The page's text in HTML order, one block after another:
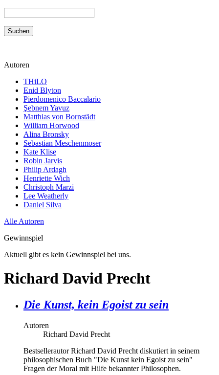
Suchen
Autoren
THiLO
Enid Blyton
Pierdomenico Baccalario
Şebnem Yavuz‎
Matthias von Bornstädt
William Horwood
Alina Bronsky
Sebastian Meschenmoser
Kate Klise
Robin Jarvis
Philip Ardagh
Henriette Wich
Christoph Marzi
Lee Weatherly
Daniel Silva
Alle Autoren
Gewinnspiel
Aktuell gibt es kein Gewinnspiel bei uns.
Richard David Precht
Die Kunst, kein Egoist zu sein
Autoren
Richard David Precht
Bestsellerautor Richard David Precht diskutiert in seinem
philosophischen Buch "Die Kunst kein Egoist zu sein"
Fragen der Moral mit Hilfe bekannter Philosophen.